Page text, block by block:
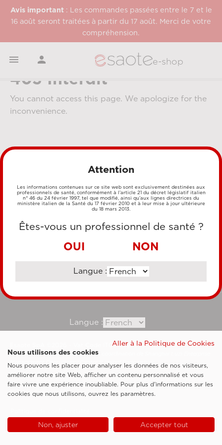
Avis important: Les commandes passées entre le 7 et le
16 août seront traitées à partir du 17 août. Merci de votre
compréhension.
  e-shop
403 Interdit
You cannot access this page. We apologize for the
inconvenience.
MÉTHODES DE PAIEMENT
VIREMENT BANCAIRE
Consultez notre site corporate
Langue :
Esaote SpA ©2026 - Vat Code IT05131180969
Société soumise à la gestion et à la coordination de Shanghai Luzi Enterprise
Management Consultancy Center (Limited Partnership)
Clauses légales
Cookie Policy
Attention
Les informations contenues sur ce site web sont exclusivement destinées aux
professionnels de santé, conformément à l’article 21 du décret législatif italien
n° 46 du 24 février 1997, tel que modifié, ainsi qu’aux lignes directrices du
ministère italien de la Santé du 17 février 2010 et à leur mise à jour ultérieure
du 18 mars 2013.
Êtes-vous un professionnel de santé ?
OUI NON
Langue :
Aller à la Politique de Cookies
Nous utilisons des cookies
Nous pouvons les placer pour analyser les données de nos visiteurs,
améliorer notre site Web, afficher un contenu personnalisé et vous
faire vivre une expérience inoubliable. Pour plus d'informations sur les
cookies que nous utilisons, ouvrez les paramètres.
Non, ajuster Accepter tout